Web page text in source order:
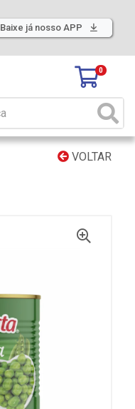
Baixe já nosso APP
0
VOLTAR